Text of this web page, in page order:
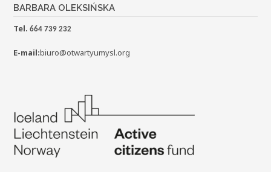
BARBARA OLEKSIŃSKA
Tel. 664 739 232
E-mail:biuro@otwartyumysl.org